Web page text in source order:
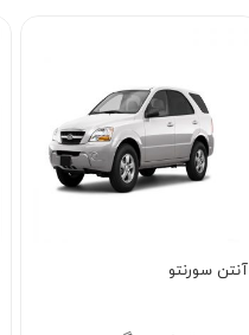
آنتن سورنتو